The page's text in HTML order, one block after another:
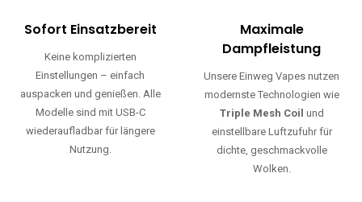
Sofort Einsatzbereit
Keine komplizierten
Einstellungen – einfach
auspacken und genießen. Alle
Modelle sind mit USB-C
wiederaufladbar für längere
Nutzung.
Maximale
Dampfleistung
Unsere Einweg Vapes nutzen
modernste Technologien wie
Triple Mesh Coil und
einstellbare Luftzufuhr für
dichte, geschmackvolle
Wolken.